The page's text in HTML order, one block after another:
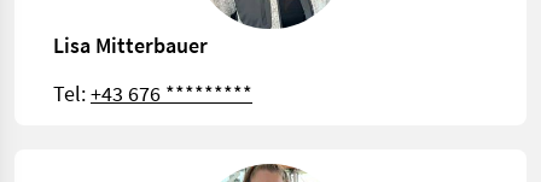
Lisa Mitterbauer
Tel:+43 676 *********